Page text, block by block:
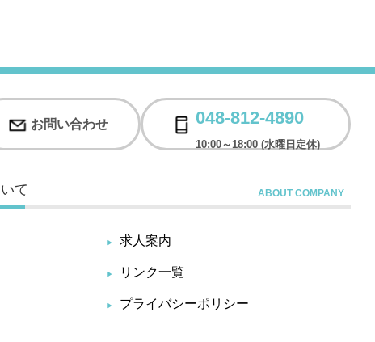
お問い合わせ 048-812-4890
10:00～18:00 (水曜日定休)
て
求人案内
リンク一覧
プライバシーポリシー